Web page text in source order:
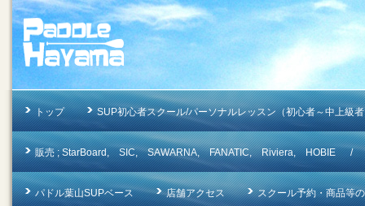
トップ SUP初心者スクール/パーソナルレッスン（初心者～中上級
販売 ; StarBoard, SIC, SAWARNA, FANATIC, Riviera, HOBIE /
パドル葉山SUPベース 店舗アクセス スクール予約・商品